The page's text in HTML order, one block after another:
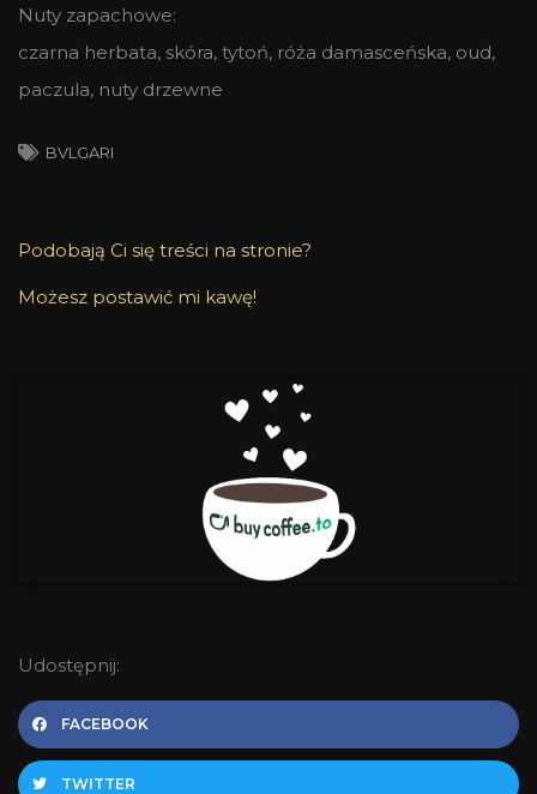
Nuty zapachowe:
czarna herbata, skóra, tytoń, róża damasceńska, oud,
paczula, nuty drzewne
BVLGARI
Podobają Ci się treści na stronie?
Możesz postawić mi kawę!
Udostępnij:
FACEBOOK
TWITTER